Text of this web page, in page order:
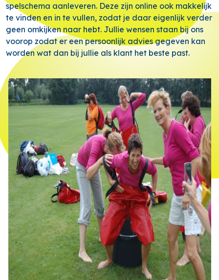
spelschema aanleveren. Deze zijn online ook makkelijk
te vinden en in te vullen, zodat je daar eigenlijk verder
geen omkijken naar hebt. Jullie wensen staan bij ons
voorop zodat er een persoonlijk advies gegeven kan
worden wat dan bij jullie als klant het beste past.